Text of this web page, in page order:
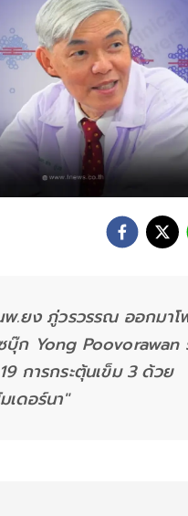
พ.ยง ภู่วรวรรณ ออกมา
บุ๊ก Yong Poovorawan
การกระตุ้นเข็ม 3 ด้วย
เดอร์นา"